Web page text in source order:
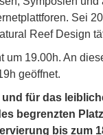
Sei
Reef Design
um 19.00h. An
geöffnet.
und für das
begrenzten
bis zum